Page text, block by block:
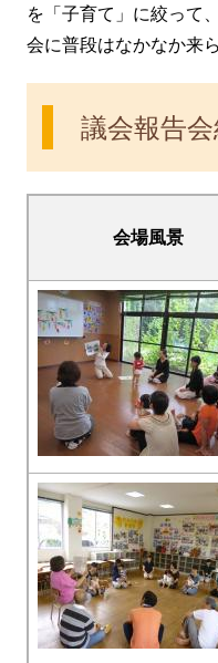
を「子育て」に絞って
会に普段はなかなか来
議会報告
会場風景